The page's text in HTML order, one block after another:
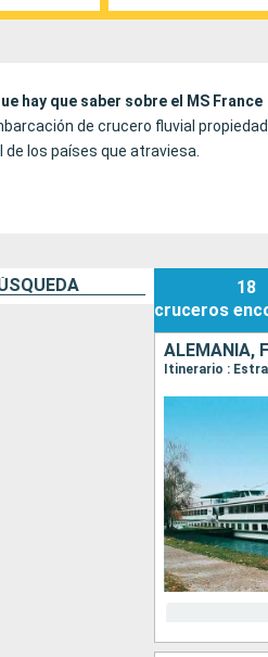
hay que saber sobre el MS France
de crucero fluvial
los países que atraviesa.
18
cruceros
ALEMANIA,
Itinerario :